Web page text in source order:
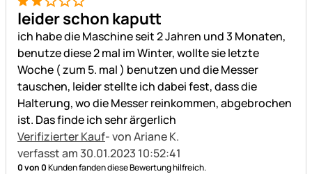
2 von 5
leider schon kaputt
ich habe die Maschine seit 2 Jahren und 3 Monaten,
benutze diese 2 mal im Winter, wollte sie letzte
Woche ( zum 5. mal ) benutzen und die Messer
tauschen, leider stellte ich dabei fest, dass die
Halterung, wo die Messer reinkommen, abgebrochen
ist. Das finde ich sehr ärgerlich
Verifizierter Kauf- von Ariane K.
verfasst am 30.01.2023 10:52:41
0 von 0Kunden fanden diese Bewertung hilfreich.